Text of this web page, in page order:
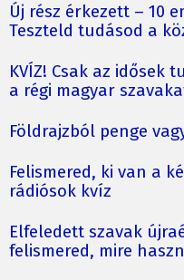
Új rész érkezett – 10
Teszteld tudásod a
KVÍZ! Csak az idősek
a régi magyar
Földrajzból penge
Felismered, ki van a
rádiósok kvíz
Elfeledett szavak
felismered, mire